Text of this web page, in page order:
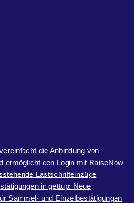
die Anbindung von
ermöglicht den Login mit RaiseNow
Lastschrifteinzüge
in gettup: Neue
Sammel- und Einzelbestätigungen